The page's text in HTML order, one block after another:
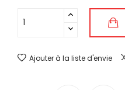
Ajouter à la liste d'envie